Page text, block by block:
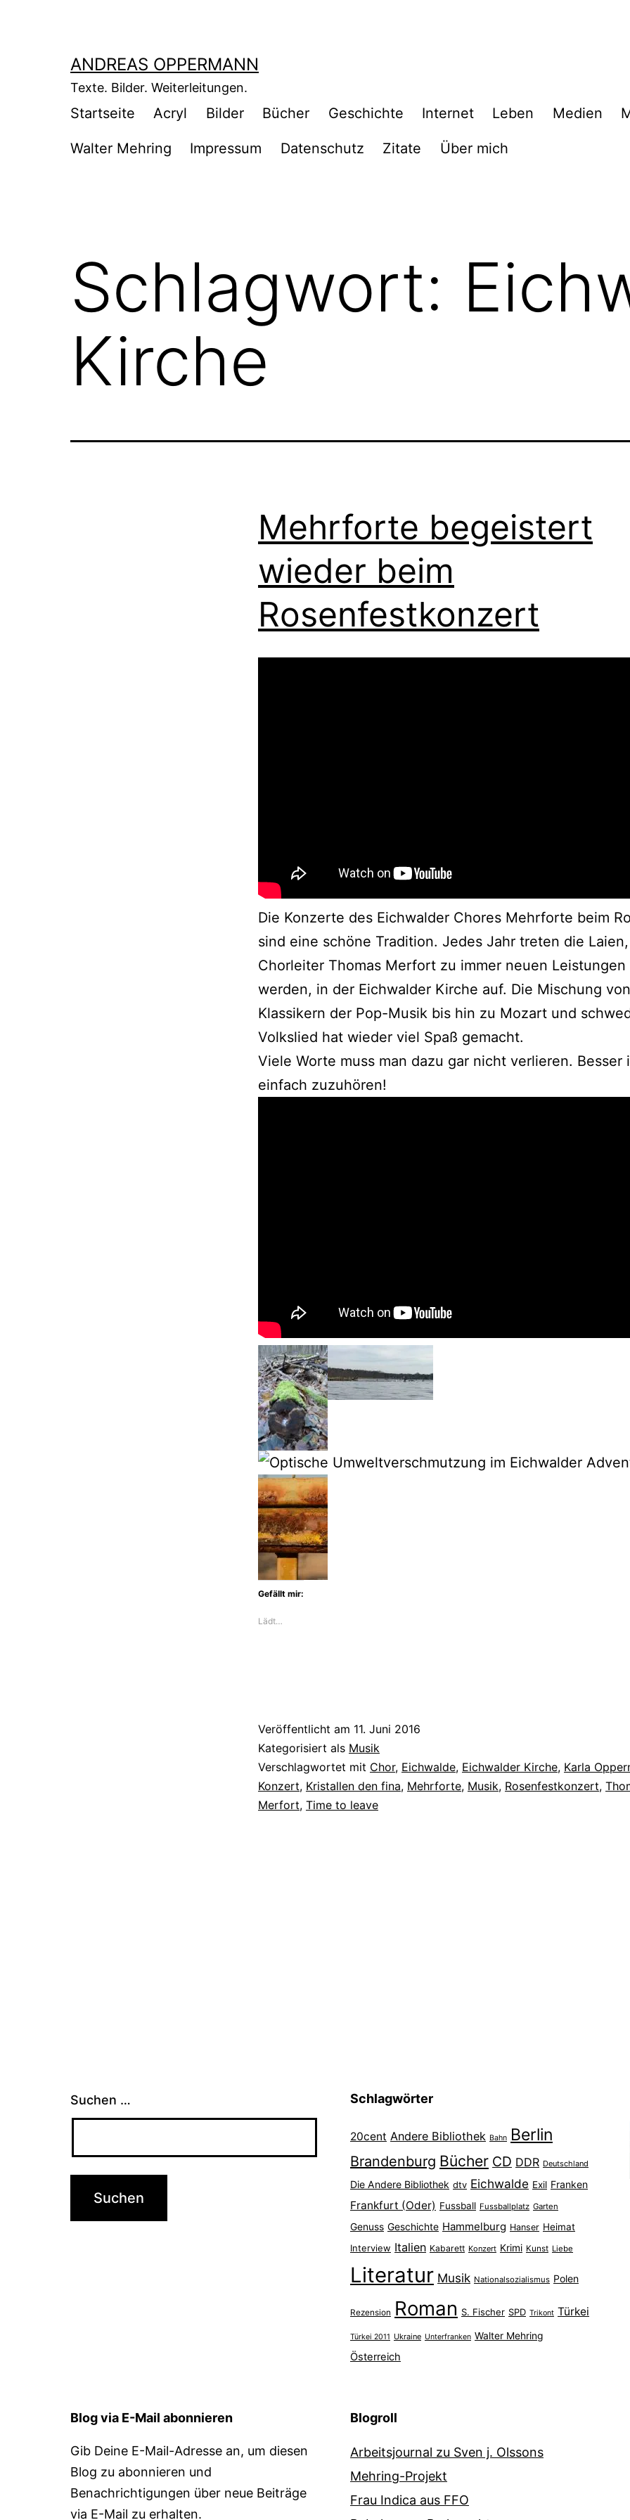
ANDREAS OPPERMANN
Texte. Bilder. Weiterleitungen.
Startseite Acryl Bilder Bücher Geschichte Internet Leben Medien
Walter Mehring Impressum Datenschutz Zitate Über mich
Schlagwort:
Kirche
Mehrforte begeistert
wieder beim
Rosenfestkonzert
Die Konzerte des Eichwalder Chores Mehrforte beim
sind eine schöne Tradition. Jedes Jahr treten die
Chorleiter Thomas Merfort zu immer neuen
werden, in der Eichwalder Kirche auf. Die Mischung von
Klassikern der Pop-Musik bis hin zu Mozart und
Volkslied hat wieder viel Spaß gemacht.
Viele Worte muss man dazu gar nicht verlieren. Besser
einfach zuzuhören!
Gefällt mir:
Lädt…
Veröffentlicht am 11. Juni 2016
Kategorisiert als Musik
Verschlagwortet mit Chor, Eichwalde, Eichwalder Kirche, Karla
Konzert, Kristallen den fina, Mehrforte, Musik, Rosenfestkonzert,
Merfort, Time to leave
Suchen … Schlagwörter
20cent Andere Bibliothek Bahn Berlin
Brandenburg Bücher CD DDR Deutschland
Die Andere Bibliothek dtv Eichwalde Exil Franken
Frankfurt (Oder) Fussball Fussballplatz Garten
Genuss Geschichte Hammelburg Hanser Heimat
Interview Italien Kabarett Konzert Krimi Kunst Liebe
Literatur Musik Nationalsozialismus Polen
Rezension Roman S. Fischer SPD Trikont Türkei
Türkei 2011 Ukraine Unterfranken Walter Mehring
Österreich
Blog via E-Mail abonnieren
Gib Deine E-Mail-Adresse an, um diesen
Blog zu abonnieren und
Benachrichtigungen über neue Beiträge
via E-Mail zu erhalten.
Blogroll
Arbeitsjournal zu Sven j. Olssons
Mehring-Projekt
Frau Indica aus FFO